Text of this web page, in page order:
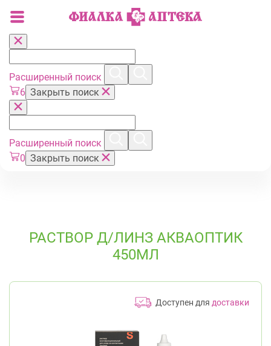
Расширенный поиск
6 Закрыть поиск
Расширенный поиск
0 Закрыть поиск
РАСТВОР Д/ЛИНЗ АКВАОПТИК
450МЛ
Доступен для доставки